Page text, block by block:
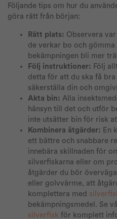
Följande tips om hur du
göra rätt från början:
Rätt plats: Observera
de verkar bo och gömma
bekämpningen bli mer
Följ instruktioner: Följ
detta för att du ska få
säkerställa din och
Akta bin: Alla
hänsyn till det och utför
inte utsätter bin för risk
Kombinera åtgärder: En
ett bättre och snabbare
innebära skillnaden för
silverfiskarna eller om
åtgärder du bör
eller golvvärme, att
komplettera med
bekämpningsmedel. Se
silverfisk för komplett